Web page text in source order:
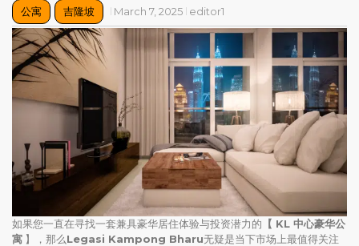
公寓 吉隆坡 March 7, 2025 editor1
如果您一直在寻找一套兼具豪华居住体验与投资潜力的 【 KL 中心豪华公
寓 】，那么Legasi Kampong Bharu无疑是当下市场上最值得关注